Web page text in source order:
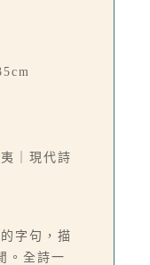
｜現代詩
字句，描
。全詩一